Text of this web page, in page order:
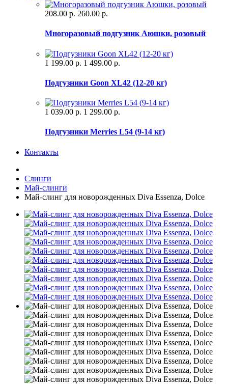
208.00 р. 260.00 р.
Многоразовый подгузник Аюшки, розовый
1 199.00 р. 1 499.00 р.
Подгузники Goon XL42 (12-20 кг)
1 039.00 р. 1 299.00 р.
Подгузники Merries L54 (9-14 кг)
Контакты
Слинги
Май-слинги
Май-слинг для новорожденных Diva Essenza, Dolce